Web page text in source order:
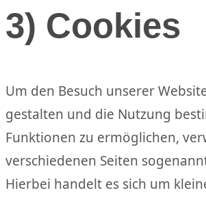
3) Cookies
Um den Besuch unserer
gestalten und die Nutzung
Funktionen zu ermöglichen,
verschiedenen Seiten
Hierbei handelt es sich um